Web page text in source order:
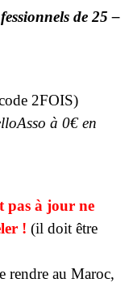
de 25 –
2FOIS)
à 0€ en
pas à jour ne
! (il doit être
rendre au Maroc,